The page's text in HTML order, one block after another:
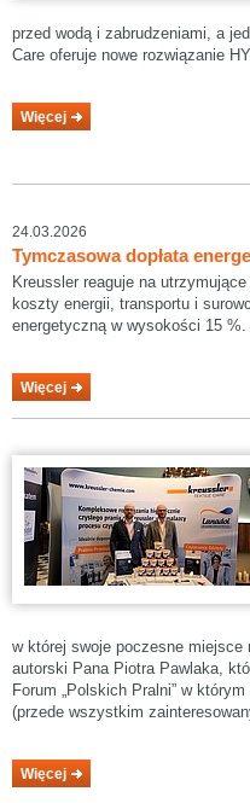
przed wodą i zabrudzeniami, a
Care oferuje nowe rozwiązanie
Więcej
24.03.2026
Tymczasowa dopłata
Kreussler reaguje na
koszty energii, transportu i
energetyczną w wysokości 15 %.
Więcej
w której swoje poczesne miejsce
autorski Pana Piotra Pawlaka,
Forum „Polskich Pralni” w
(przede wszystkim
Więcej